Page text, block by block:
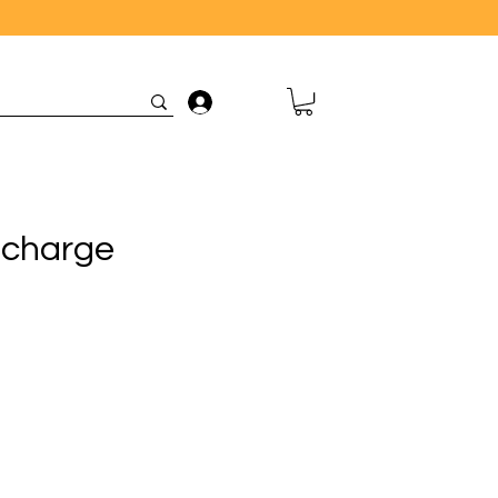
Connexion